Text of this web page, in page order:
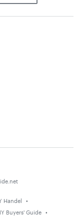
Handel
Buyers' Guide